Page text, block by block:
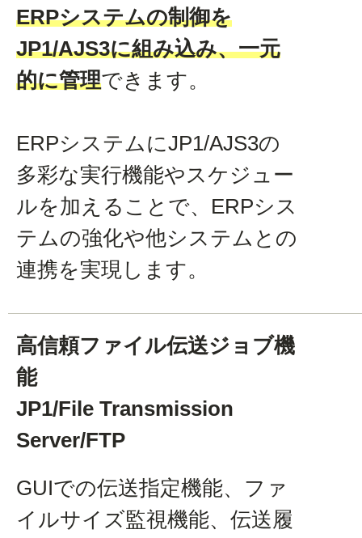
ERPシステムの制御を
JP1/AJS3に組み込み、一元
的に管理できます。
ERPシステムにJP1/AJS3の
多彩な実行機能やスケジュー
ルを加えることで、ERPシス
テムの強化や他システムとの
連携を実現します。
高信頼ファイル伝送ジョブ機
能
JP1/File Transmission
Server/FTP
GUIでの伝送指定機能、ファ
イルサイズ監視機能、伝送履